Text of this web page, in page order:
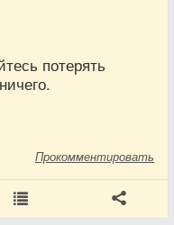
потерять
Прокомментировать